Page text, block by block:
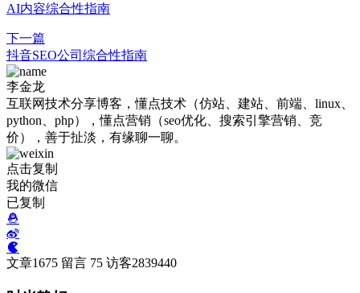
AI内容综合性指南
下一篇
抖音SEO公司综合性指南
李金龙
互联网技术分享博客，懂点技术（仿站、建站、前端、linux、
python、php），懂点营销（seo优化、搜索引擎营销、竞
价），善于扯淡，有缘聊一聊。
点击复制
我的微信
已复制
文章1675 留言 75 访客2839440